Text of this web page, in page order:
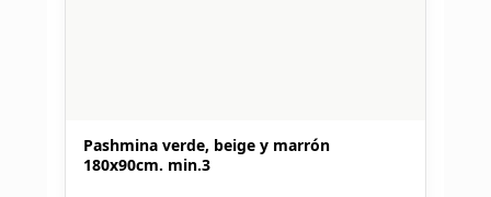
Pashmina verde, beige y marrón
180x90cm. min.3